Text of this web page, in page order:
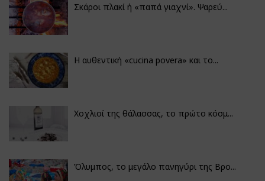
Σκάροι πλακί ή «παπά γιαχνί». Ψαρεύ...
Η αυθεντική «cucina povera» και το...
Χοχλιοί της θάλασσας, το πρώτο κόσμ...
Όλυμπος, το μεγάλο πανηγύρι της Βρο...